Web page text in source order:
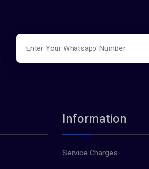
Information
Service Charges